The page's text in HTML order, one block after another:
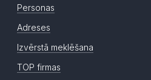
Personas
Adreses
Izvērstā meklēšana
TOP firmas